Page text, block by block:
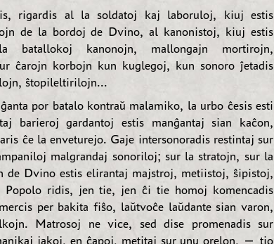
rigardis al la soldatoj kaj laboruloj, kiuj estis
de la bordoj de Dvino, al kanonistoj, kiuj estis
batallokoj kanonojn, mallongajn mortirojn,
ĉarojn korbojn kun kuglegoj, kun sonoro ĵetadis
ŝtopileltirilojn...
por batalo kontraŭ malamiko, la urbo ĉesis esti
barieroj gardantoj estis manĝantaj sian kaĉon,
ĉe la enveturejo. Gaje intersonoradis restintaj sur
malgrandaj sonoriloj; sur la stratojn, sur la
de Dvino estis elirantaj majstroj, metiistoj, ŝipistoj,
Popolo ridis, jen tie, jen ĉi tie homoj komencadis
per bakita fiŝo, laŭtvoĉe laŭdante sian varon,
Matrosoj ne vice, sed dise promenadis sur
jakoj, en ĉapoj, metitaj sur unu orelon, — tio